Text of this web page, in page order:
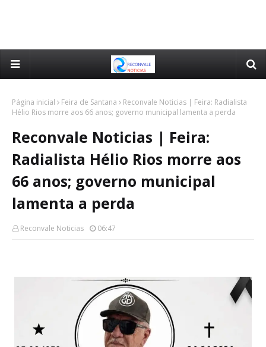
Página inicial Feira de Santana
Reconvale Noticias | Feira: Radialista
Hélio Rios morre aos 66 anos; governo municipal lamenta a perda
Reconvale Noticias | Feira:
Radialista Hélio Rios morre aos
66 anos; governo municipal
lamenta a perda
Reconvale Noticias 06:47